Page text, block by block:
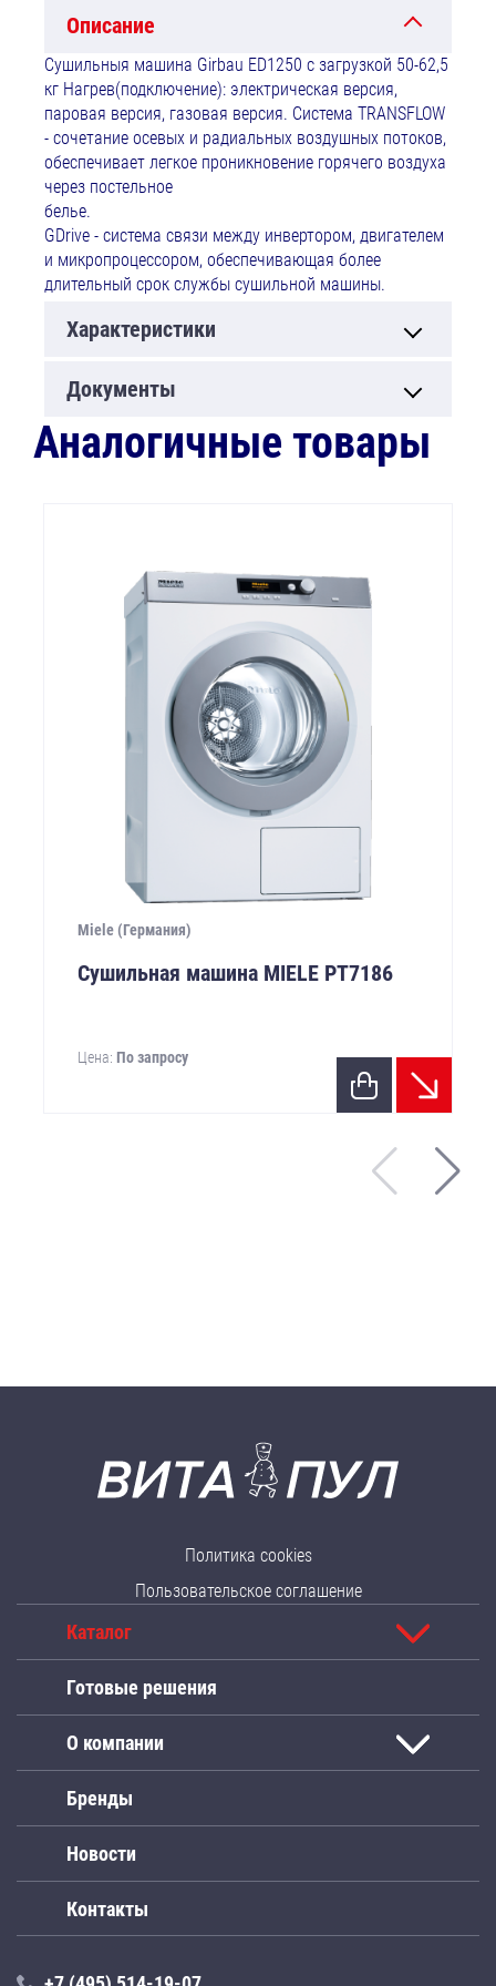
Описание
Сушильныя машина Girbau ED1250 с загрузкой 50-62,5
кг Нагрев(подключение): электрическая версия,
паровая версия, газовая версия. Система TRANSFLOW
- сочетание осевых и радиальных воздушных потоков,
обеспечивает легкое проникновение горячего воздуха
через постельное
белье.
GDrive - система связи между инвертором, двигателем
и микропроцессором, обеспечивающая более
длительный срок службы сушильной машины.
Характеристики
Документы
Аналогичные товары
Miele (Германия)
Сушильная машина MIELE PТ7186
Цена: По запросу
Политика cookies
Пользовательское соглашение
Каталог
Готовые решения
О компании
Бренды
Новости
Контакты